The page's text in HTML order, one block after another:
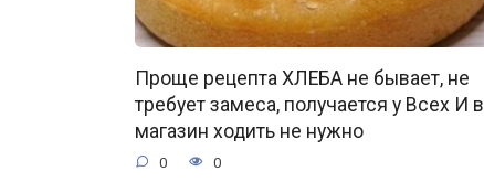
Проще рецепта ХЛЕБА не бывает, не
требует замеса, получается у Всех И в
магазин ходить не нужно
0 0